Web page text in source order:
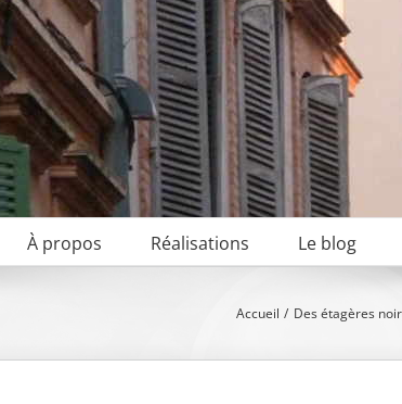
À propos Réalisations Le blog
Accueil Des étagères